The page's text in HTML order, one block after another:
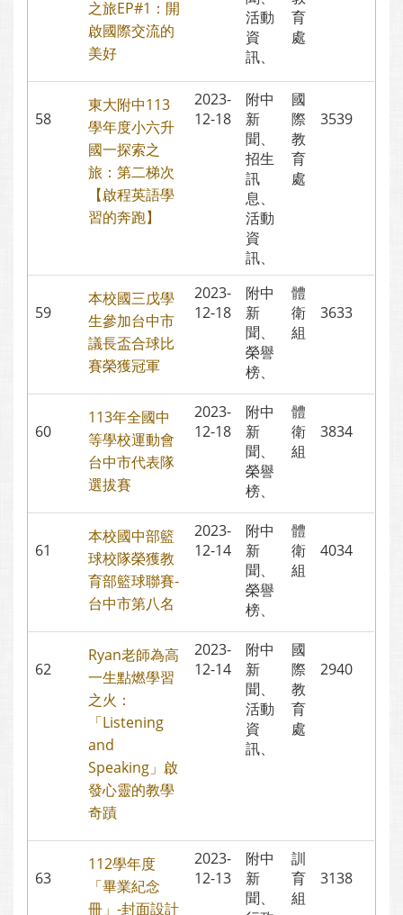
之旅EP#1：開
啟國際交流的
美好
活動
資
訊、
育
處
58
東大附中113
學年度小六升
國一探索之
旅：第二梯次
【啟程英語學
習的奔跑】
2023-
12-18
附中
新
聞、
招生
訊
息、
活動
資
訊、
國
際
教
育
處
3539
59
本校國三戊學
生參加台中市
議長盃合球比
賽榮獲冠軍
2023-
12-18
附中
新
聞、
榮譽
榜、
體
衛
組
3633
60
113年全國中
等學校運動會
台中市代表隊
選拔賽
2023-
12-18
附中
新
聞、
榮譽
榜、
體
衛
組
3834
61
本校國中部籃
球校隊榮獲教
育部籃球聯賽-
台中市第八名
2023-
12-14
附中
新
聞、
榮譽
榜、
體
衛
組
4034
62
Ryan老師為高
一生點燃學習
之火：
「Listening
and
Speaking」啟
發心靈的教學
奇蹟
2023-
12-14
附中
新
聞、
活動
資
訊、
國
際
教
育
處
2940
63
112學年度
「畢業紀念
冊」-封面設計
2023-
12-13
附中
新
聞、
訓
育
組
3138